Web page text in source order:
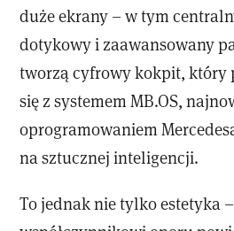
duże ekrany – w tym
dotykowy i zaawansowany
tworzą cyfrowy kokpit, który
się z systemem MB.OS,
oprogramowaniem
na sztucznej inteligencji.
To jednak nie tylko estetyka